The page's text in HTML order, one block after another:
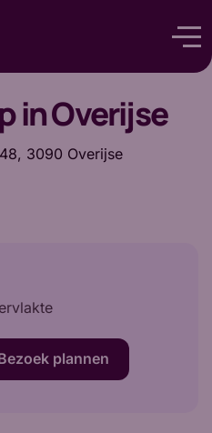
in Overijse
3090 Overijse
plannen